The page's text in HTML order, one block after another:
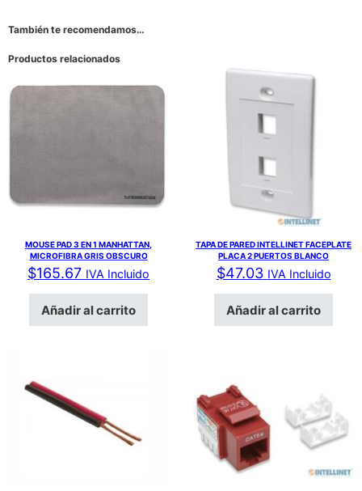
También te recomendamos…
Productos relacionados
MOUSE PAD 3 EN 1 MANHATTAN,
MICROFIBRA GRIS OBSCURO
$165.67 IVA Incluido
Añadir al carrito
TAPA DE PARED INTELLINET FACEPLATE
PLACA 2 PUERTOS BLANCO
$47.03 IVA Incluido
Añadir al carrito